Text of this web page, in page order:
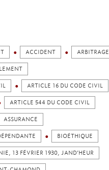
ACCIDENT ARBITRAGE
ARTICLE 16 DU CODE CIVIL
ARTICLE 544 DU CODE CIVIL
ASSURANCE
BIOÉTHIQUE
13 FÉVRIER 1930, JAND’HEUR